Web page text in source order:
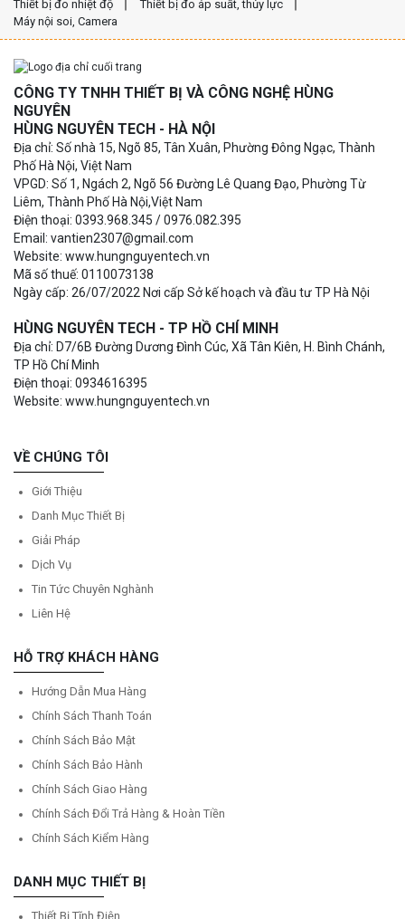
Thiết bị đo nhiệt độ
Thiết bị đo áp suất, thủy lực
Máy nội soi, Camera
CÔNG TY TNHH THIẾT BỊ VÀ CÔNG NGHỆ HÙNG
NGUYÊN
HÙNG NGUYÊN TECH - HÀ NỘI
Địa chỉ: Số nhà 15, Ngõ 85, Tân Xuân, Phường Đông Ngạc, Thành
Phố Hà Nội, Việt Nam
VPGD: Số 1, Ngách 2, Ngõ 56 Đường Lê Quang Đạo, Phường Từ
Liêm, Thành Phố Hà Nội,Việt Nam
Điện thoại: 0393.968.345 / 0976.082.395
Email: vantien2307@gmail.com
Website: www.hungnguyentech.vn
Mã số thuế: 0110073138
Ngày cấp: 26/07/2022 Nơi cấp Sở kế hoạch và đầu tư TP Hà Nội
HÙNG NGUYÊN TECH - TP HỒ CHÍ MINH
Địa chỉ: D7/6B Đường Dương Đình Cúc, Xã Tân Kiên, H. Bình Chánh,
TP Hồ Chí Minh
Điện thoại: 0934616395
Website: www.hungnguyentech.vn
VỀ CHÚNG TÔI
Giới Thiệu
Danh Mục Thiết Bị
Giải Pháp
Dịch Vụ
Tin Tức Chuyên Nghành
Liên Hệ
HỖ TRỢ KHÁCH HÀNG
Hướng Dẫn Mua Hàng
Chính Sách Thanh Toán
Chính Sách Bảo Mật
Chính Sách Bảo Hành
Chính Sách Giao Hàng
Chính Sách Đổi Trả Hàng & Hoàn Tiền
Chính Sách Kiểm Hàng
DANH MỤC THIẾT BỊ
Thiết Bị Tĩnh Điện